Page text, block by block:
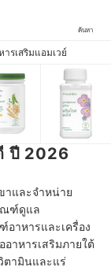
ค้นหา
ารเสริมแอมเวย์
ปี 2026
าและจำหน่าย
ณฑ์ดูแล
าหารและเครื่อง
าหารเสริมภายใต้
ตามินและแร่